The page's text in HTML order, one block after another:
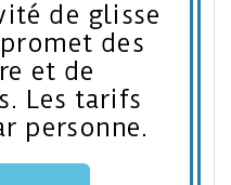
de glisse
des
et de
Les tarifs
personne.